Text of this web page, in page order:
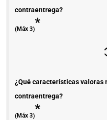
contraentrega?
(Máx 3)*
¿Qué características valoras
contraentrega?
(Máx 3)*